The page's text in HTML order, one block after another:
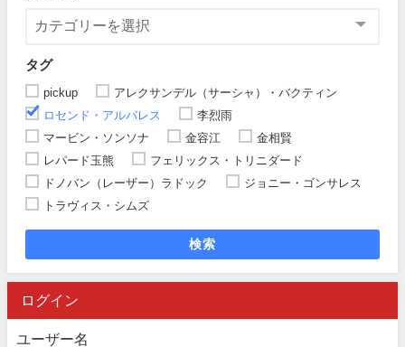
タグ
pickup
アレクサンデル（サーシャ）・バクティン
ロセンド・アルバレス
李烈雨
マービン・ソンソナ
金容江
金相賢
レパード玉熊
フェリックス・トリニダード
ドノバン（レーザー）ラドック
ジョニー・ゴンサレス
トラヴィス・シムズ
検索
ログイン
ユーザー名